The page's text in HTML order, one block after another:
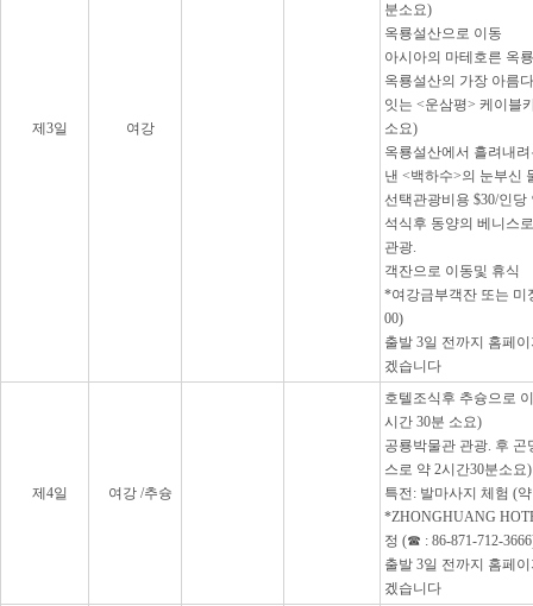
제3일 여강
분소요)
옥룡설산으로 이동
아시아의 마테호른 옥
옥룡설산의 가장 아름
잇는 <운삼평> 케이블
소요)
옥룡설산에서 흘려내
낸 <백하수>의 눈부신
선택관광비용 $30/인당
석식후 동양의 베니스
관광.
객잔으로 이동및 휴식
*여강금부객잔 또는 미
00)
출발 3일 전까지 홈페
겠습니다
제4일 여강 /추슝
호텔조식후 추슝으로
시간 30분 소요)
공룡박물관 관광. 후
스로 약 2시간30분소요)
특전: 발마사지 체험 (
*ZHONGHUANG
정 (☎ : 86-871-712-
출발 3일 전까지 홈페
겠습니다